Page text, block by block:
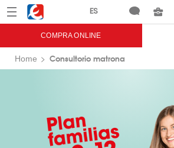
Menú Eroski
COMPRA ONLINE
Home Consultorio matrona